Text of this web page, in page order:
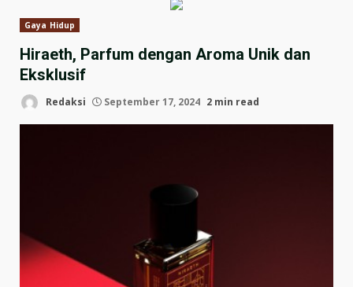
Gaya Hidup
Hiraeth, Parfum dengan Aroma Unik dan
Eksklusif
Redaksi September 17, 2024 2 min read